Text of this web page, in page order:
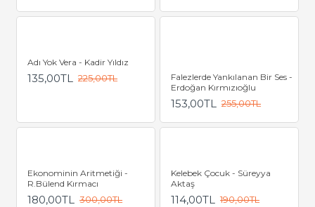
Adı Yok Vera - Kadir Yıldız
135,00TL 225,00TL
Falezlerde Yankılanan Bir Ses -
Erdoğan Kırmızıoğlu
153,00TL 255,00TL
Ekonominin Aritmetiği -
R.Bülend Kırmacı
180,00TL 300,00TL
Kelebek Çocuk - Süreyya
Aktaş
114,00TL 190,00TL